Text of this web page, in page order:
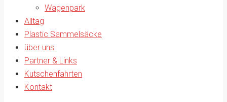
Wagenpark
Alltag
Plastic Sammelsäcke
über uns
Partner & Links
Kutschenfahrten
Kontakt